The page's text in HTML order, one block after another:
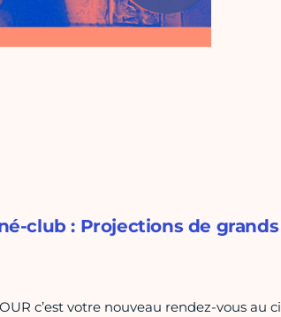
club : Projections de
c’est votre nouveau rendez-vous au